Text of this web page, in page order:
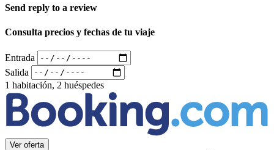
Send reply to a review
Consulta precios y fechas de tu viaje
Entrada
Salida
1 habitación, 2 huéspedes
Ver oferta